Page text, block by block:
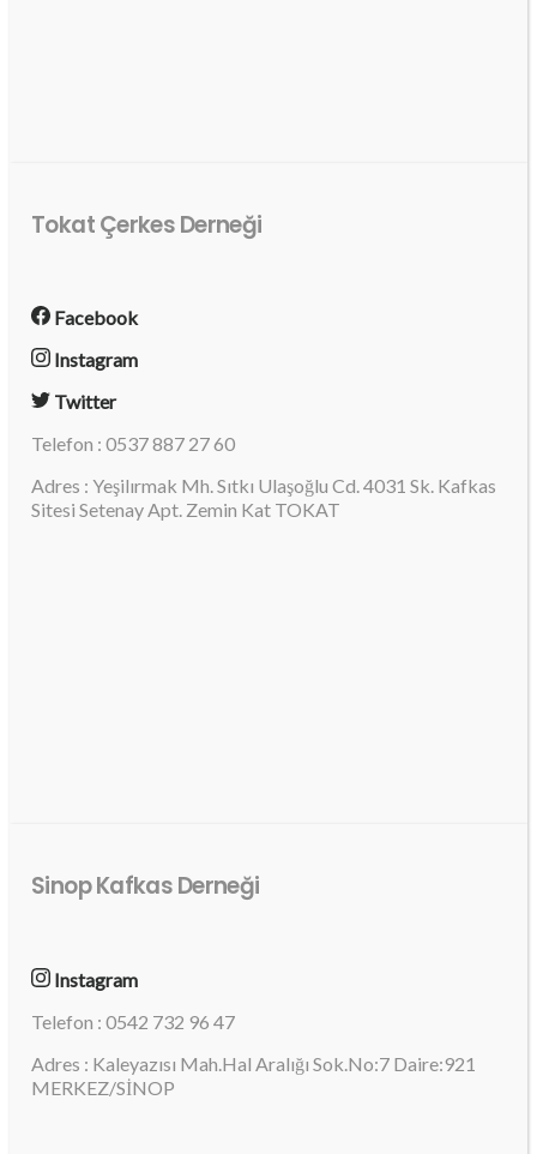
Tokat Çerkes Derneği
Facebook
Instagram
Twitter
Telefon : 0537 887 27 60
Adres : Yeşilırmak Mh. Sıtkı Ulaşoğlu Cd. 4031 Sk. Kafkas
Sitesi Setenay Apt. Zemin Kat TOKAT
Sinop Kafkas Derneği
Instagram
Telefon : 0542 732 96 47
Adres : Kaleyazısı Mah.Hal Aralığı Sok.No:7 Daire:921
MERKEZ/SİNOP